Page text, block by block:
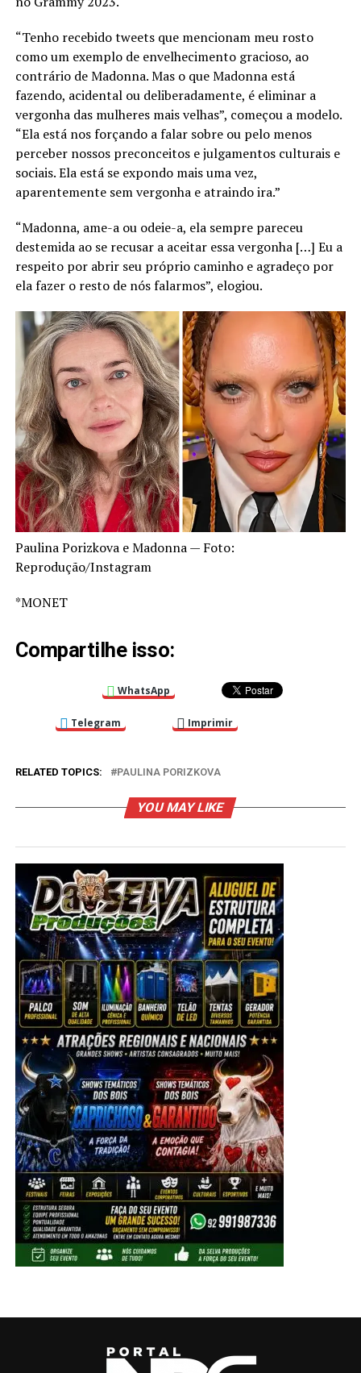
“Tenho recebido tweets que mencionam meu rosto
como um exemplo de envelhecimento gracioso, ao
contrário de Madonna. Mas o que Madonna está
fazendo, acidental ou deliberadamente, é eliminar a
vergonha das mulheres mais velhas”, começou a modelo.
“Ela está nos forçando a falar sobre ou pelo menos
perceber nossos preconceitos e julgamentos culturais e
sociais. Ela está se expondo mais uma vez,
aparentemente sem vergonha e atraindo ira.”
“Madonna, ame-a ou odeie-a, ela sempre pareceu
destemida ao se recusar a aceitar essa vergonha […] Eu a
respeito por abrir seu próprio caminho e agradeço por
ela fazer o resto de nós falarmos”, elogiou.
Paulina Porizkova e Madonna — Foto:
Reprodução/Instagram
*MONET
Compartilhe isso:
WhatsApp
Telegram Imprimir
RELATED TOPICS: PAULINA PORIZKOVA
YOU MAY LIKE